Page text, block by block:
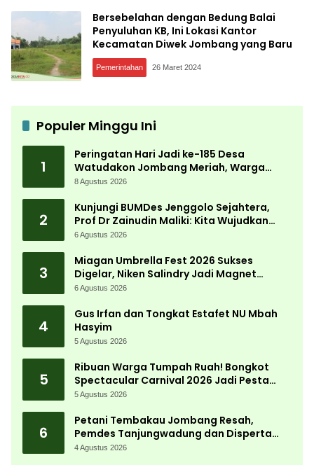
Bersebelahan dengan Bedung Balai
Penyuluhan KB, Ini Lokasi Kantor
Kecamatan Diwek Jombang yang Baru
Pemerintahan 26 Maret 2024
Populer Minggu Ini
1
Peringatan Hari Jadi ke-185 Desa
Watudakon Jombang Meriah, Warga
Tumpek Blek Padati Karnaval Budaya
8 Agustus 2026
2
Kunjungi BUMDes Jenggolo Sejahtera,
Prof Dr Zainudin Maliki: Kita Wujudkan
Kemandirian Ekonomi dengan Potensi
6 Agustus 2026
3
Miagan Umbrella Fest 2026 Sukses
Digelar, Niken Salindry Jadi Magnet
Ribuan Pengunjung
6 Agustus 2026
4
Gus Irfan dan Tongkat Estafet NU Mbah
Hasyim
5 Agustus 2026
5
Ribuan Warga Tumpah Ruah! Bongkot
Spectacular Carnival 2026 Jadi Pesta
Kemerdekaan Terbesar di Peterongan
5 Agustus 2026
6
Petani Tembakau Jombang Resah,
Pemdes Tanjungwadung dan Disperta
Bergerak Cepat
4 Agustus 2026